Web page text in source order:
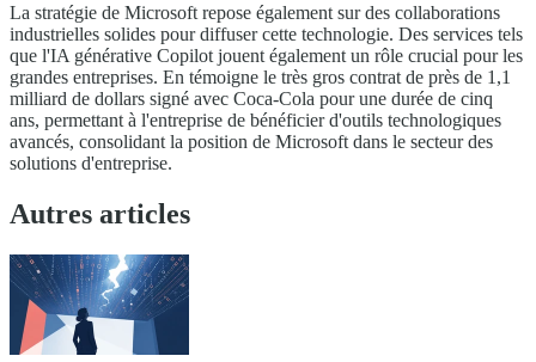
La stratégie de Microsoft repose également sur des collaborations
industrielles solides pour diffuser cette technologie. Des services tels
que l'IA générative Copilot jouent également un rôle crucial pour les
grandes entreprises. En témoigne le très gros contrat de près de 1,1
milliard de dollars signé avec Coca-Cola pour une durée de cinq
ans, permettant à l'entreprise de bénéficier d'outils technologiques
avancés, consolidant la position de Microsoft dans le secteur des
solutions d'entreprise.
Autres articles